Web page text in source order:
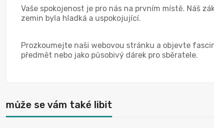
Vaše spokojenost je pro nás na prvním místě. Náš
zemin byla hladká a uspokojující.
Prozkoumejte naši webovou stránku a objevte
předmět nebo jako působivý dárek pro sběratele.
může se vám také libit